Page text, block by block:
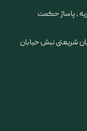
، پاساژ حکمت
شریعتی نبش خیابان